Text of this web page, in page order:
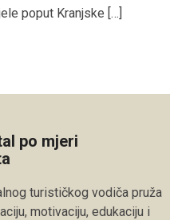
poput Kranjske […]
po mjeri
turističkog vodiča pruža
motivaciju, edukaciju i